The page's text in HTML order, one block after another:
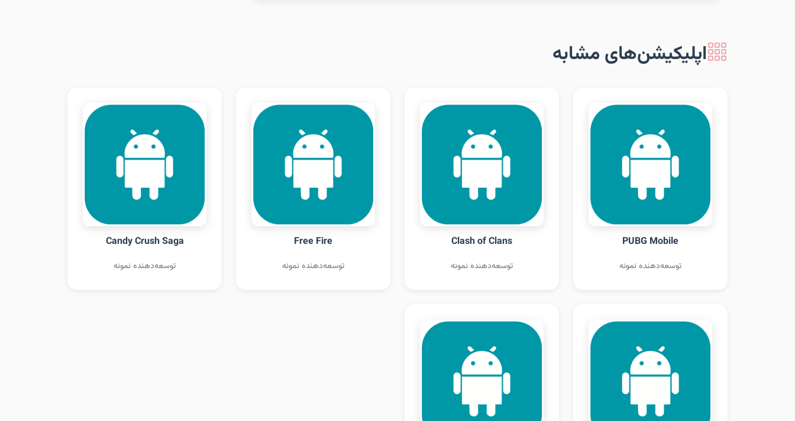
اپلیکیشن‌های مشابه
PUBG Mobile
توسعه‌دهنده نمونه
Clash of Clans
توسعه‌دهنده نمونه
Free Fire
توسعه‌دهنده نمونه
Candy Crush Saga
توسعه‌دهنده نمونه